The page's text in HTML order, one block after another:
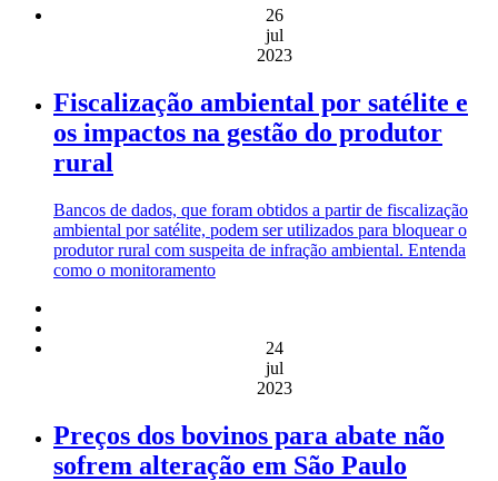
26
jul
2023
Fiscalização ambiental por satélite e
os impactos na gestão do produtor
rural
Bancos de dados, que foram obtidos a partir de fiscalização
ambiental por satélite, podem ser utilizados para bloquear o
produtor rural com suspeita de infração ambiental. Entenda
como o monitoramento
24
jul
2023
Preços dos bovinos para abate não
sofrem alteração em São Paulo